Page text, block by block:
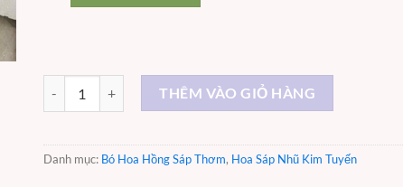
Nồng Nàn Yêu – ST053 số lượngTHÊM VÀO GIỎ HÀNG
Danh mục: Bó Hoa Hồng Sáp Thơm, Hoa Sáp Nhũ Kim Tuyến